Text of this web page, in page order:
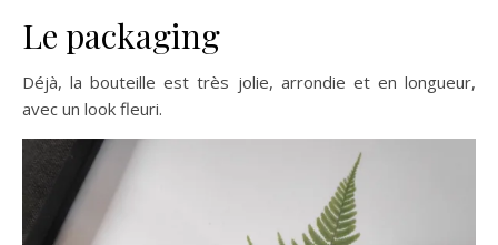
Le packaging
Déjà, la bouteille est très jolie, arrondie et en longueur,
avec un look fleuri.